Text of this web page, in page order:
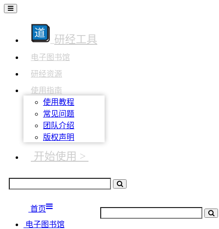
研经工具
电子图书馆
研经资源
使用指南
使用教程
常见问题
团队介绍
版权声明
开始使用 >
首页
电子图书馆